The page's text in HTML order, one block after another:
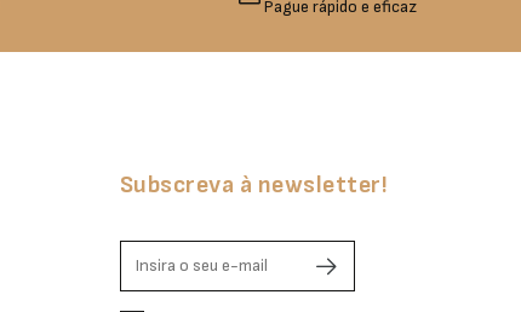
Pague rápido e eficaz
Subscreva à newsletter!